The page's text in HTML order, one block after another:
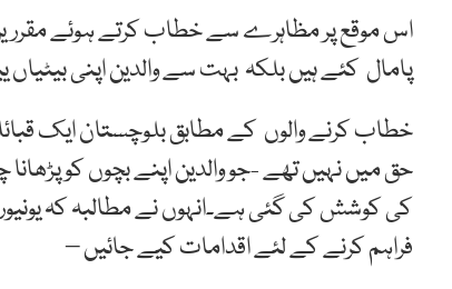
اس موقع پر مظاہرے سے خطاب کرتے ہوئے
پامال کئے ہیں بلکہ بہت سے والدین اپنی
خطاب کرنے والوں کے مطابق بلوچستان ایک
حق میں نہیں تھے -جو والدین اپنے بچوں کو
کی کوشش کی گئی ہے۔انہوں نے مطالبہ کہ
فراہم کرنے کے لئے اقدامات کیے جائیں –